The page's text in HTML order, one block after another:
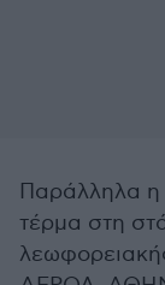
Παράλληλα η
τέρμα στη